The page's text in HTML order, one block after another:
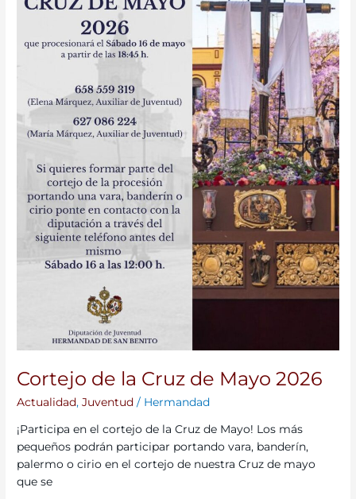
Cortejo de la Cruz de Mayo 2026
Actualidad,Juventud / Hermandad
¡Participa en el cortejo de la Cruz de Mayo! Los más
pequeños podrán participar portando vara, banderín,
palermo o cirio en el cortejo de nuestra Cruz de mayo
que se
Cruz
Mayo